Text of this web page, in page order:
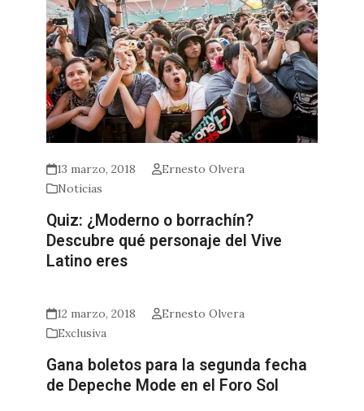
13 marzo, 2018
Ernesto Olvera
Noticias
Quiz: ¿Moderno o borrachín?
Descubre qué personaje del Vive
Latino eres
12 marzo, 2018
Ernesto Olvera
Exclusiva
Gana boletos para la segunda fecha
de Depeche Mode en el Foro Sol